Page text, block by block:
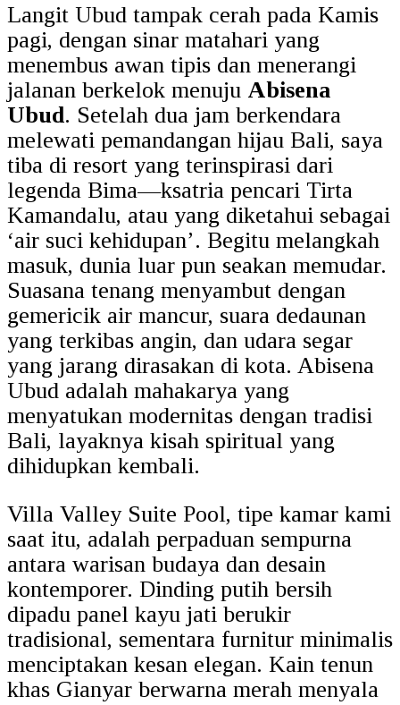
Langit Ubud tampak cerah pada Kamis
pagi, dengan sinar matahari yang
menembus awan tipis dan menerangi
jalanan berkelok menuju Abisena
Ubud. Setelah dua jam berkendara
melewati pemandangan hijau Bali, saya
tiba di resort yang terinspirasi dari
legenda Bima—ksatria pencari Tirta
Kamandalu, atau yang diketahui sebagai
‘air suci kehidupan’. Begitu melangkah
masuk, dunia luar pun seakan memudar.
Suasana tenang menyambut dengan
gemericik air mancur, suara dedaunan
yang terkibas angin, dan udara segar
yang jarang dirasakan di kota. Abisena
Ubud adalah mahakarya yang
menyatukan modernitas dengan tradisi
Bali, layaknya kisah spiritual yang
dihidupkan kembali.
Villa Valley Suite Pool, tipe kamar kami
saat itu, adalah perpaduan sempurna
antara warisan budaya dan desain
kontemporer. Dinding putih bersih
dipadu panel kayu jati berukir
tradisional, sementara furnitur minimalis
menciptakan kesan elegan. Kain tenun
khas Gianyar berwarna merah menyala